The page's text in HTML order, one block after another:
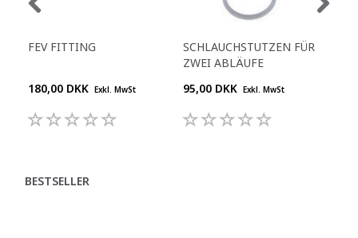
FEV FITTING
180,00 DKK Exkl. MwSt
SCHLAUCHSTUTZEN FÜR
ZWEI ABLÄUFE
95,00 DKK Exkl. MwSt
BESTSELLER